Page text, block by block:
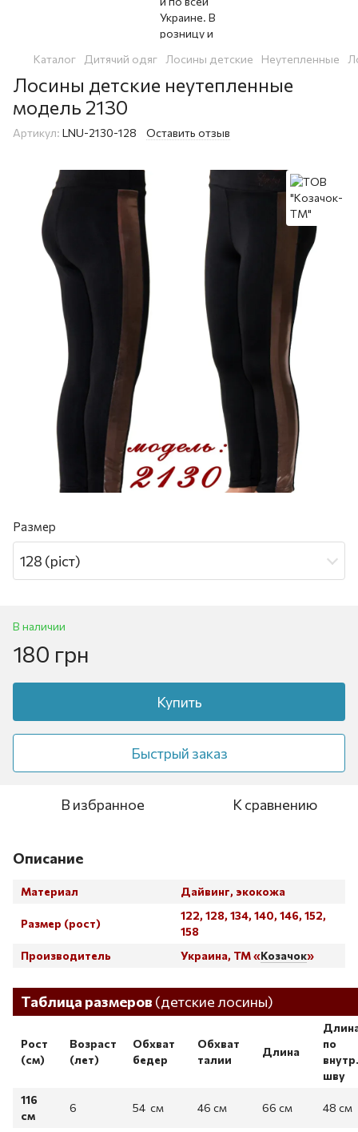
Каталог Дитячий одяг Лосины детские Неутепленные
Лосины детские неутепленные
модель 2130
Артикул: LNU-2130-128 Оставить отзыв
Размер
128 (ріст)
В наличии
180 грн
Купить
Быстрый заказ
В избранное К сравнению
Описание
Материал Дайвинг, экокожа
Размер (рост)
122, 128, 134, 140, 146, 152,
158
Производитель
Украина, ТМ «Козачок»
Таблица размеров (детские лосины)
Рост
(см)
Возраст
(лет)
Обхват
бедер
Обхват
талии
Длина
по
шву
116
см
6 54 см 46 см 66 см 48 см